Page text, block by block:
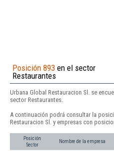
Posición 893 en el sector
Restaurantes
Urbana Global Restauracion Sl. se
sector Restaurantes.
A continuación podrá consultar la
Restauracion Sl. y empresas con
Posición
Sector
Nombre de la empresa